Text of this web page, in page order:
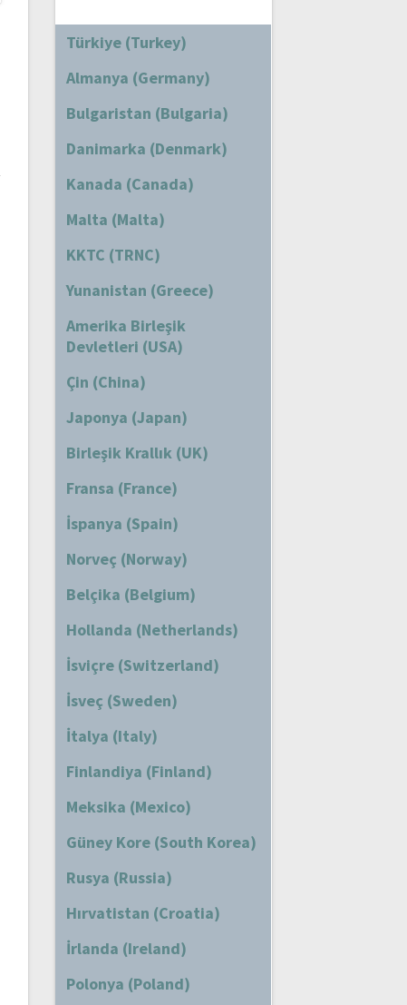
Türkiye (Turkey)
Almanya (Germany)
Bulgaristan (Bulgaria)
Danimarka (Denmark)
Kanada (Canada)
Malta (Malta)
KKTC (TRNC)
Yunanistan (Greece)
Amerika Birleşik
Devletleri (USA)
Çin (China)
Japonya (Japan)
Birleşik Krallık (UK)
Fransa (France)
İspanya (Spain)
Norveç (Norway)
Belçika (Belgium)
Hollanda (Netherlands)
İsviçre (Switzerland)
İsveç (Sweden)
İtalya (Italy)
Finlandiya (Finland)
Meksika (Mexico)
Güney Kore (South Korea)
Rusya (Russia)
Hırvatistan (Croatia)
İrlanda (Ireland)
Polonya (Poland)